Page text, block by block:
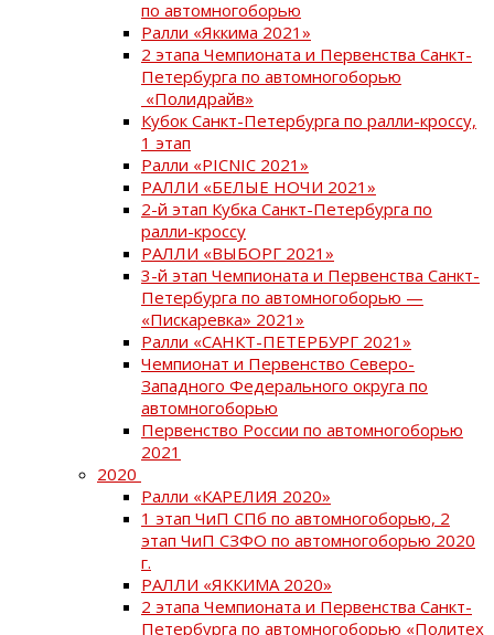
по автомногоборью
Ралли «Яккима 2021»
2 этапа Чемпионата и Первенства Санкт-
Петербурга по автомногоборью
«Полидрайв»
Кубок Санкт-Петербурга по ралли-кроссу,
1 этап
Ралли «PICNIC 2021»
РАЛЛИ «БЕЛЫЕ НОЧИ 2021»
2-й этап Кубка Санкт-Петербурга по
ралли-кроссу
РАЛЛИ «ВЫБОРГ 2021»
3-й этап Чемпионата и Первенства Санкт-
Петербурга по автомногоборью —
«Пискаревка» 2021»
Ралли «САНКТ-ПЕТЕРБУРГ 2021»
Чемпионат и Первенство Северо-
Западного Федерального округа по
автомногоборью
Первенство России по автомногоборью
2021
2020
Ралли «КАРЕЛИЯ 2020»
1 этап ЧиП СПб по автомногоборью, 2
этап ЧиП СЗФО по автомногоборью 2020
г.
РАЛЛИ «ЯККИМА 2020»
2 этапа Чемпионата и Первенства Санкт-
Петербурга по автомногоборью «Политех